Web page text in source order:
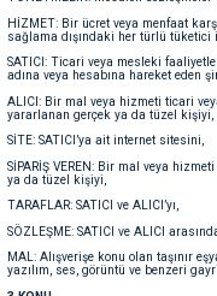
Su Kabları
Kemikleri
HİZMET: Bir ücret veya menfaat
sağlama dışındaki her türlü tüketici
SATICI: Ticari veya mesleki
adına veya hesabına hareket eden
ALICI: Bir mal veya hizmeti ticari
yararlanan gerçek ya da tüzel kişiyi,
SİTE: SATICI’ya ait internet sitesini,
SİPARİŞ VEREN: Bir mal veya
ya da tüzel kişiyi,
TARAFLAR: SATICI ve ALICI’yı,
SÖZLEŞME: SATICI ve ALICI
MAL: Alışverişe konu olan taşınır
yazılım, ses, görüntü ve benzeri